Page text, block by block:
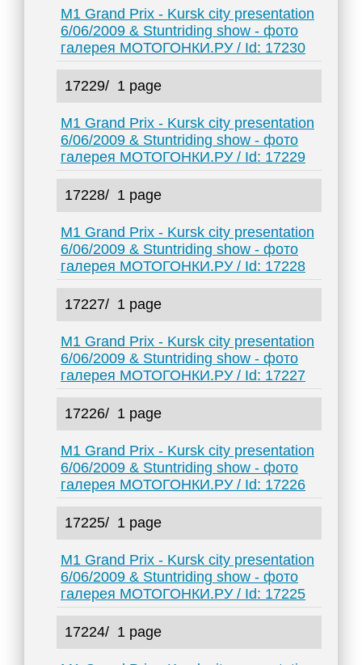
M1 Grand Prix - Kursk city presentation
6/06/2009 & Stuntriding show - фото
галерея МОТОГОНКИ.РУ / Id: 17230
17229/ 1 page
M1 Grand Prix - Kursk city presentation
6/06/2009 & Stuntriding show - фото
галерея МОТОГОНКИ.РУ / Id: 17229
17228/ 1 page
M1 Grand Prix - Kursk city presentation
6/06/2009 & Stuntriding show - фото
галерея МОТОГОНКИ.РУ / Id: 17228
17227/ 1 page
M1 Grand Prix - Kursk city presentation
6/06/2009 & Stuntriding show - фото
галерея МОТОГОНКИ.РУ / Id: 17227
17226/ 1 page
M1 Grand Prix - Kursk city presentation
6/06/2009 & Stuntriding show - фото
галерея МОТОГОНКИ.РУ / Id: 17226
17225/ 1 page
M1 Grand Prix - Kursk city presentation
6/06/2009 & Stuntriding show - фото
галерея МОТОГОНКИ.РУ / Id: 17225
17224/ 1 page